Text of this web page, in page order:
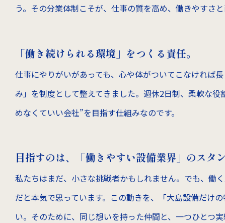
う。その分業体制こそが、仕事の質を高め、働きやすさ
「働き続けられる環境」をつくる責任。
仕事にやりがいがあっても、心や体がついてこなければ
み」を制度として整えてきました。週休2日制、柔軟な
めなくていい会社”を目指す仕組みなのです。
目指すのは、「働きやすい設備業界」のスタ
私たちはまだ、小さな挑戦者かもしれません。でも、働
だと本気で思っています。この動きを、「大島設備だけ
い。そのために、同じ想いを持った仲間と、一つひとつ実